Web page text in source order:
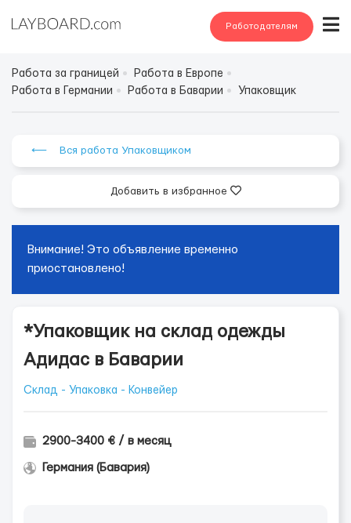
Работодателям
Работа за границей
Работа в Европе
Работа в Германии
Работа в Баварии Упаковщик
⟵ Вся работа Упаковщиком
Добавить в избранное
Внимание! Это объявление временно
приостановлено!
*Упаковщик на склад одежды
Адидас в Баварии
Склад - Упаковка - Конвейер
2900-3400 € / в месяц
Германия (Бавария)